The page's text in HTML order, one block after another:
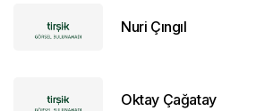
Nuri Çıngıl
Oktay Çağatay